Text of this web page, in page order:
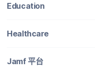
Education
Healthcare
Jamf平​台